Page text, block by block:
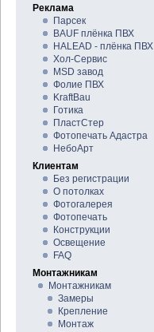
Реклама
Парсек
BAUF плёнка ПВХ
HALEAD - плёнка ПВХ
Хол-Сервис
MSD завод
Фолие ПВХ
KraftBau
Готика
ПластСтер
Фотопечать Адастра
НебоАрт
Клиентам
Без регистрации
О потолках
Фотогалерея
Фотопечать
Конструкции
Освещение
FAQ
Монтажникам
Монтажникам
Замеры
Крепление
Монтаж